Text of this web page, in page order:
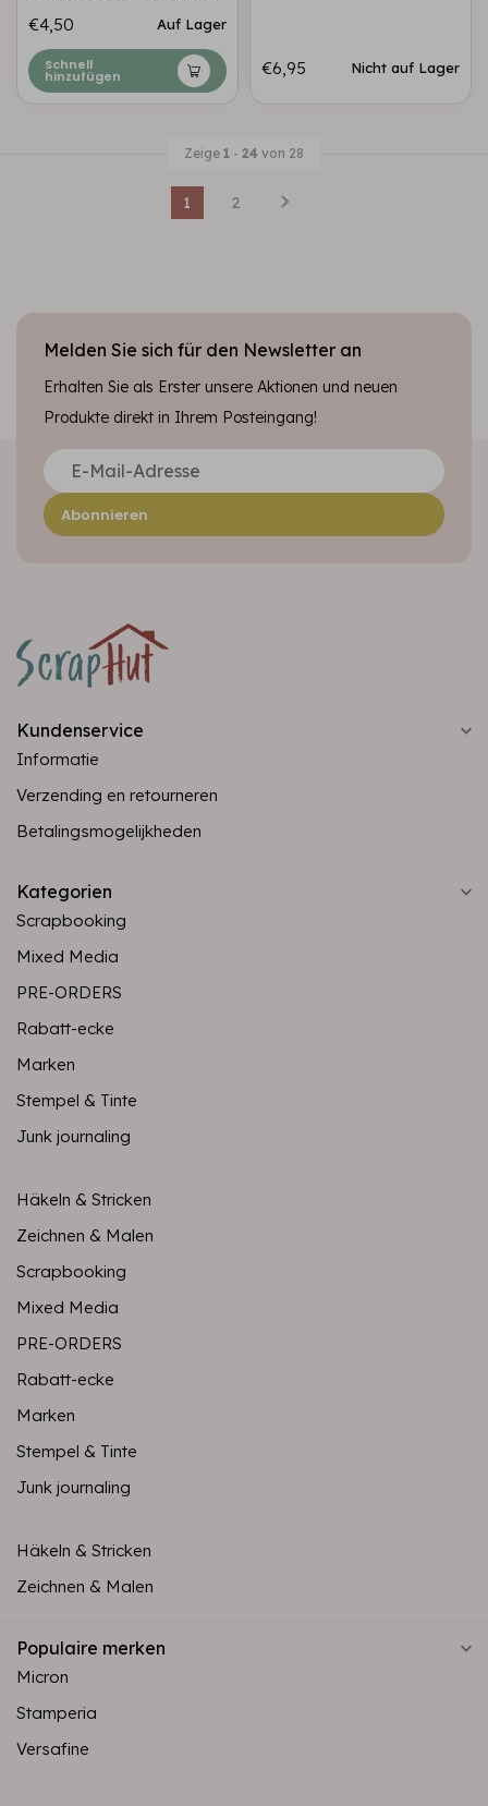
€4,50 Auf Lager
Schnell
hinzufügen €6,95 Nicht auf Lager
Zeige 1 - 24 von 28
1 2
Melden Sie sich für den Newsletter an
Erhalten Sie als Erster unsere Aktionen und neuen
Produkte direkt in Ihrem Posteingang!
Abonnieren
Kundenservice
Informatie
Verzending en retourneren
Betalingsmogelijkheden
Kategorien
Scrapbooking
Mixed Media
PRE-ORDERS
Rabatt-ecke
Marken
Stempel & Tinte
Junk journaling
Häkeln & Stricken
Zeichnen & Malen
Scrapbooking
Mixed Media
PRE-ORDERS
Rabatt-ecke
Marken
Stempel & Tinte
Junk journaling
Häkeln & Stricken
Zeichnen & Malen
Populaire merken
Micron
Stamperia
Versafine